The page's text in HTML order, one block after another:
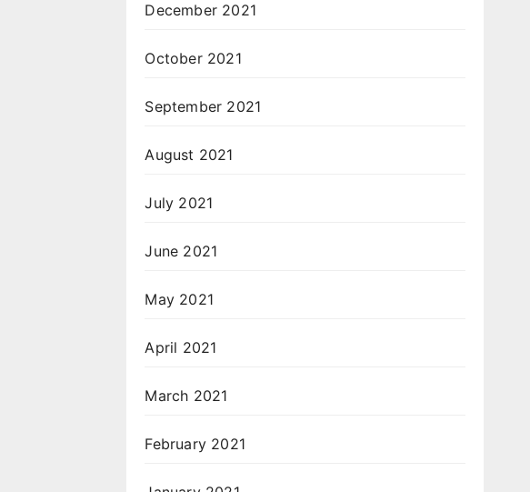
December 2021
October 2021
September 2021
August 2021
July 2021
June 2021
May 2021
April 2021
March 2021
February 2021